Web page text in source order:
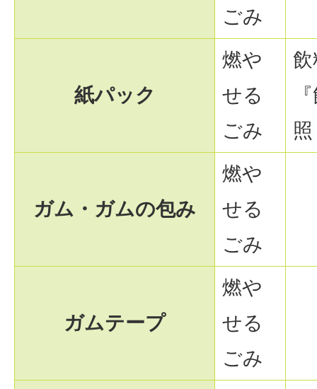
ごみ
紙パック
燃や
せる
ごみ
照
ガム・ガムの包み
燃や
せる
ごみ
ガムテープ
燃や
せる
ごみ